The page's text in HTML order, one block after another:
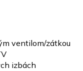
ventilom/zátkou
izbách